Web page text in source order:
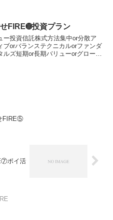
資産形成...
せFIRE➓投資プラン
ー投資信託株式方法集中or分散ア
ブorバランステクニカルorファンダ
ルズ短期or長期バリューorグロース
FIRE⑤
ポイ活